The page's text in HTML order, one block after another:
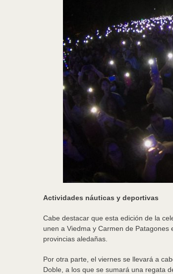
Actividades náuticas y deportivas
Cabe destacar que esta edición de la
unen a Viedma y Carmen de
provincias aledañas.
Por otra parte, el viernes se llevará a
Doble, a los que se sumará una regata